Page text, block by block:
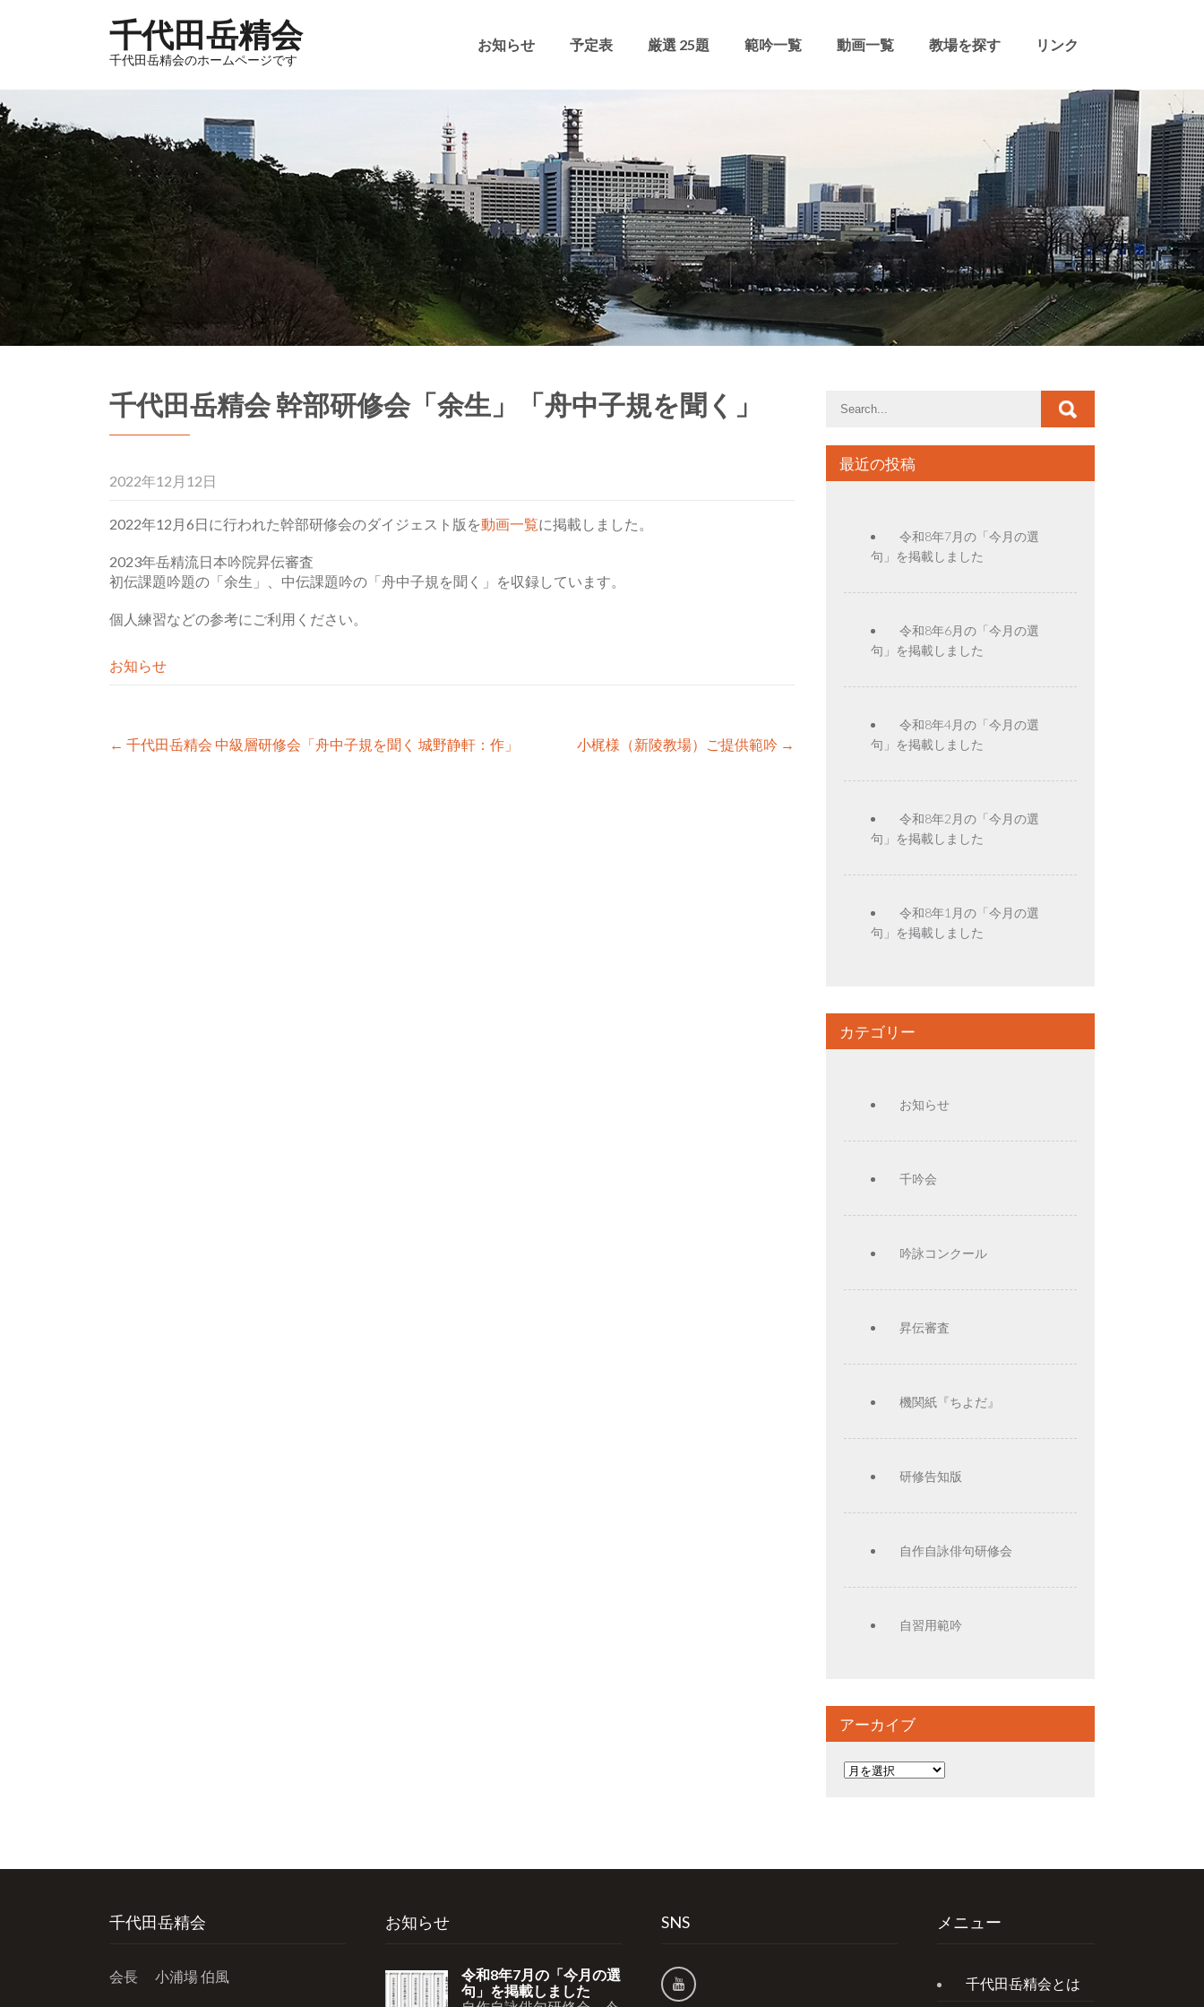
千代田岳精会
千代田岳精会のホームページです
お知らせ 予定表 厳選 25題 範吟一覧 動画一覧 教場を探す リンク
千代田岳精会 幹部研修会「余生」「舟中子規を聞く」
2022年12月12日
2022年12月6日に行われた幹部研修会のダイジェスト版を動画一覧に掲載しました。
2023年岳精流日本吟院昇伝審査
初伝課題吟題の「余生」、中伝課題吟の「舟中子規を聞く」を収録しています。
個人練習などの参考にご利用ください。
お知らせ
Post
navigation
← 千代田岳精会 中級層研修会「舟中子規を聞く 城野静軒：作」 小梶様（新陵教場）ご提供範吟 →
最近の投稿
令和8年7月の「今月の選
句」を掲載しました
令和8年6月の「今月の選
句」を掲載しました
令和8年4月の「今月の選
句」を掲載しました
令和8年2月の「今月の選
句」を掲載しました
令和8年1月の「今月の選
句」を掲載しました
カテゴリー
お知らせ
千吟会
吟詠コンクール
昇伝審査
機関紙『ちよだ』
研修告知版
自作自詠俳句研修会
自習用範吟
アーカイブ
ア
千代田岳精会
会長 小浦場 伯風
お知らせ
令和8年7月の「今月の選
句」を掲載しました
SNS メニュー
千代田岳精会とは